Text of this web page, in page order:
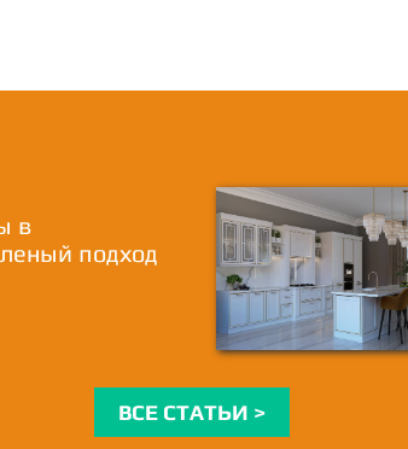
в
подход
ВСЕ СТАТЬИ >